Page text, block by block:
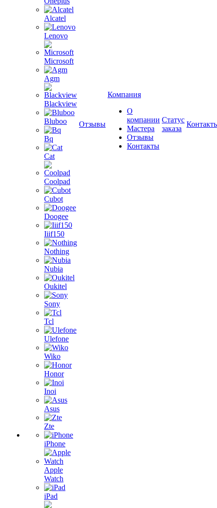
Alcatel
Lenovo
Microsoft
Agm
Blackview
Bluboo
Bq
Cat
Coolpad
Cubot
Doogee
Iiif150
Nothing
Nubia
Oukitel
Sony
Tcl
Ulefone
Wiko
Honor
Inoi
Asus
Zte
iPhone
Apple
Watch
iPad
Отзывы
Компания
О
компании
Мастера
Отзывы
Контакты
Статус
заказа